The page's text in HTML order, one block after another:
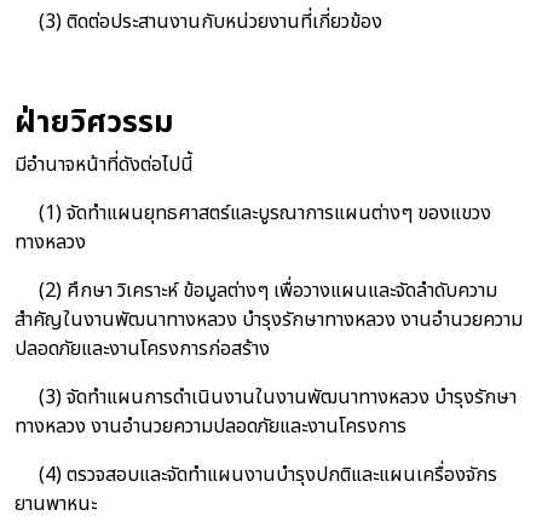
(3) ติดต่อประสานงานกับหน่วยงานที่เกี่ยวข้อง
ฝ่ายวิศวรรม
มีอำนาจหน้าที่ดังต่อไปนี้
(1) จัดทำแผนยุทธศาสตร์และบูรณาการแผนต่างๆ ของแขวง
ทางหลวง
(2) ศึกษา วิเคราะห์ ข้อมูลต่างๆ เพื่อวางแผนและจัดลำดับความ
สำคัญในงานพัฒนาทางหลวง บำรุงรักษาทางหลวง งานอำนวยความ
ปลอดภัยและงานโครงการก่อสร้าง
(3) จัดทำแผนการดำเนินงานในงานพัฒนาทางหลวง บำรุงรักษา
ทางหลวง งานอำนวยความปลอดภัยและงานโครงการ
(4) ตรวจสอบและจัดทำแผนงานบำรุงปกติและแผนเครื่องจักร
ยานพาหนะ